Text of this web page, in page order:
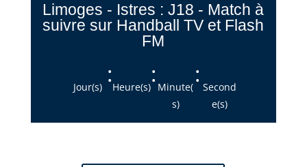
Limoges - Istres : J18 - Match à
suivre sur Handball TV et Flash
FM
Jour(s) :Heure(s): Minute(
s)
: Second
e(s)